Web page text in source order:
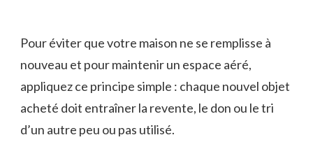
Pour éviter que votre maison ne se remplisse à
nouveau et pour maintenir un espace aéré,
appliquez ce principe simple : chaque nouvel objet
acheté doit entraîner la revente, le don ou le tri
d’un autre peu ou pas utilisé.